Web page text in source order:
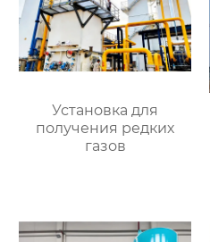
Установка для
получения редких
газов